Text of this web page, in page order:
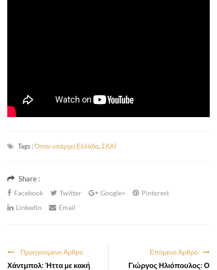
Tags :Όπου υπάρχει Ελλάδα, ΣΚΑΪ
Share :
Facebook Twitter Google+
Pinterest
Linkedin
Email
Επόμενο Άρθρο
Γιώργος Ηλιόπουλος: Ο
Προηγούμενο Άρθρο
Χάντμπολ: Ήττα με κακή